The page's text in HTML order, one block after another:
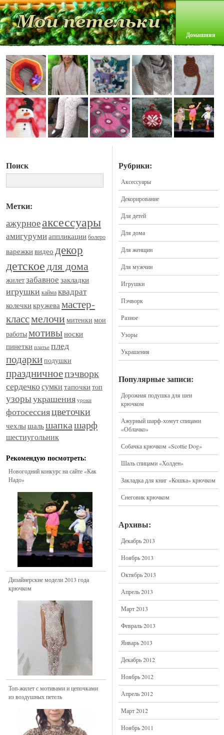
Домашняя
Поиск
Метки:
ажурноеаксессуары
амигурумиаппликацииболеро
варежкивидео декор
детскоедля дома
жилетзабавное закладки
игрушки каймаквадрат
колечкикружевамастер-
классмелочи митенки мои
работымотивыноски
пинетки платье плед
подаркиподушки
праздничноепэчворк
сердечкосумки тапочкитоп
узорыукрашения уроки
фотосессияцветочки
чехлышальшапкашарф
шестиугольник
Рекомендую посмотреть:
Новогодний конкурс на сайте «Как
Надо»
Дизайнерские модели 2013 года
крючком
Топ-жилет с мотивами и цепочками
из воздушных петель
Рубрики:
Аксессуары
Декорирование
Для детей
Для дома
Для женщин
Для мужчин
Игрушки
Пэчворк
Разное
Узоры
Украшения
Популярные записи:
Дорожная подушка для шеи
крючком
Ажурный шарф-хомут спицами
«Облачко»
Собачка крючком «Scottie Dog»
Шаль спицами «Холден»
Закладка для книг «Кошка» крючком
Снеговик крючком
Архивы:
Декабрь 2013
Ноябрь 2013
Октябрь 2013
Апрель 2013
Март 2013
Февраль 2013
Январь 2013
Декабрь 2012
Ноябрь 2012
Апрель 2012
Март 2012
Ноябрь 2011